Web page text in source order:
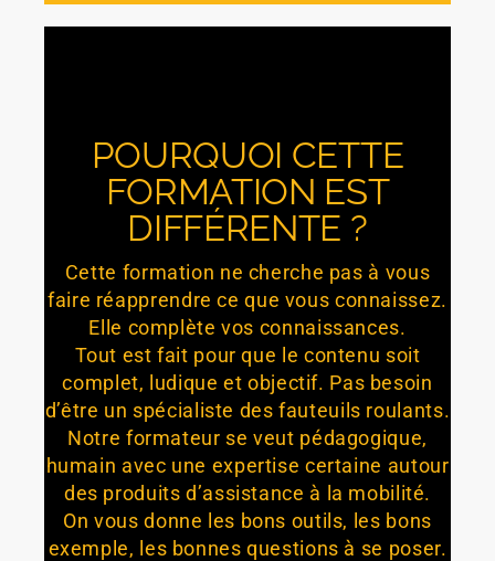
POURQUOI CETTE
FORMATION EST
DIFFÉRENTE ?
Cette formation ne cherche pas à vous
faire réapprendre ce que vous connaissez.
Elle complète vos connaissances.
Tout est fait pour que le contenu soit
complet, ludique et objectif. Pas besoin
d’être un spécialiste des fauteuils roulants.
Notre formateur se veut pédagogique,
humain avec une expertise certaine autour
des produits d’assistance à la mobilité.
On vous donne les bons outils, les bons
exemple, les bonnes questions à se poser.